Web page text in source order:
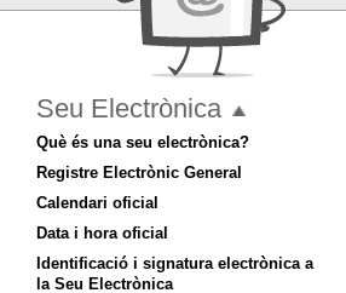
Seu Electrònica
Què és una seu electrònica?
Registre Electrònic General
Calendari oficial
Data i hora oficial
Identificació i signatura electrònica a
la Seu Electrònica